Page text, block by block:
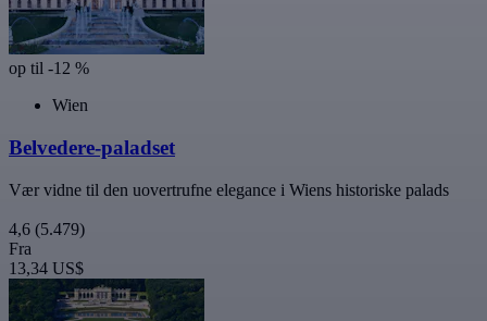
op til -12 %
Wien
Belvedere-paladset
Vær vidne til den uovertrufne elegance i Wiens historiske palads
4,6 (5.479)
Fra
13,34 US$